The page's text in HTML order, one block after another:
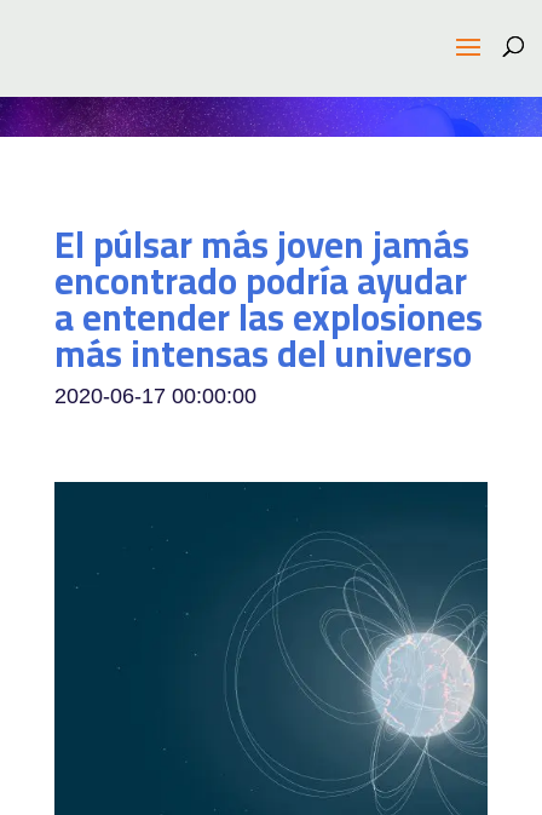
El púlsar más joven jamás
encontrado podría ayudar
a entender las explosiones
más intensas del universo
2020-06-17 00:00:00